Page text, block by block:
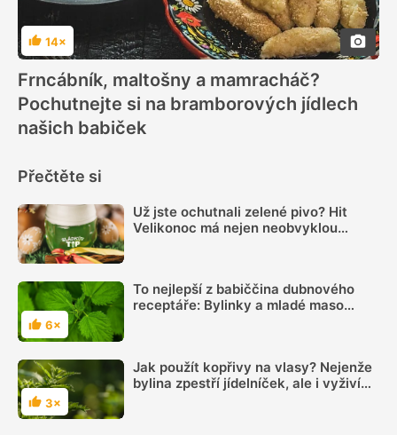
Hodnocení
14×
Frncábník, maltošny a mamracháč?
Pochutnejte si na bramborových jídlech
našich babiček
Přečtěte si
Už jste ochutnali zelené pivo? Hit
Velikonoc má nejen neobvyklou
Hodnocení
6×
To nejlepší z babiččina dubnového
receptáře: Bylinky a mladé maso
Hodnocení
3×
Jak použít kopřivy na vlasy? Nejenže
bylina zpestří jídelníček, ale i vyživí